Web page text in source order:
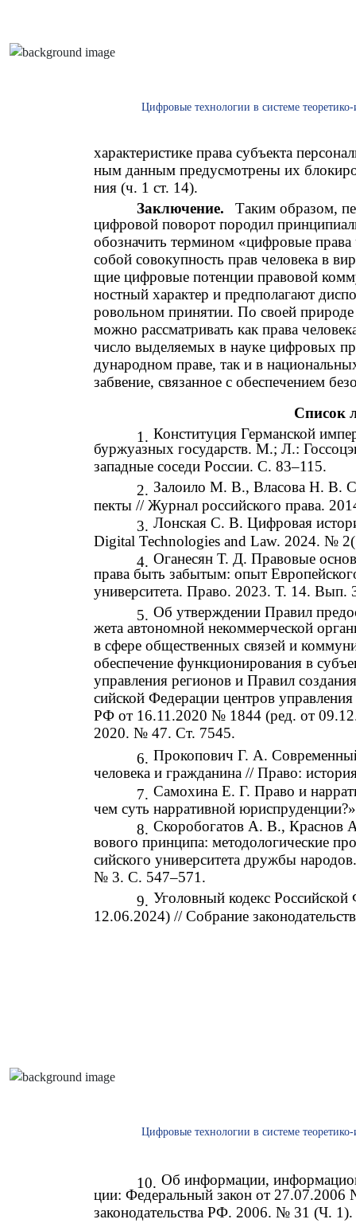
Цифровые технологии в системе
характеристике права субъекта
ным данным предусмотрены их
ния (ч. 1 ст. 14).
Заключение.
Таким образом,
цифровой поворот породил
обозначить термином «цифровые
собой совокупность прав человека в
щие цифровые потенции правовой
ностный характер и предполагают
ровольном принятии. По своей
можно рассматривать как права
число выделяемых в науке цифровых
дународном праве, так и в
забвение, связанное с обеспечением
Список
1. Конституция Германской
буржуазных государств. М.; Л.:
западные соседи России. С. 83–115.
2. Залоило М. В., Власова Н. В.
пекты // Журнал российского права.
3. Лонская С. В. Цифровая
Digital Technologies and Law. 2024. №
4. Оганесян Т. Д. Правовые
права быть забытым: опыт
университета. Право. 2023. Т. 14. Вып.
5. Об утверждении Правил
жета автономной некоммерческой
в сфере общественных связей и
обеспечение функционирования в
управления регионов и Правил
сийской Федерации центров
РФ от 16.11.2020 № 1844 (ред. от
2020. № 47. Ст. 7545.
6. Прокопович Г. А.
человека и гражданина // Право:
7. Самохина Е. Г. Право и
чем суть нарративной
8. Скоробогатов А. В., Краснов
вового принципа: методологические
сийского университета дружбы
№ 3. С. 547–571.
9. Уголовный кодекс
12.06.2024) // Собрание
Цифровые технологии в системе
10. Об информации,
ции: Федеральный закон от
законодательства РФ. 2006. № 31 (Ч.